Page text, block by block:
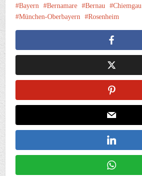
Bayern Bernamare Bernau Chiemgau
München-Oberbayern
Rosenheim